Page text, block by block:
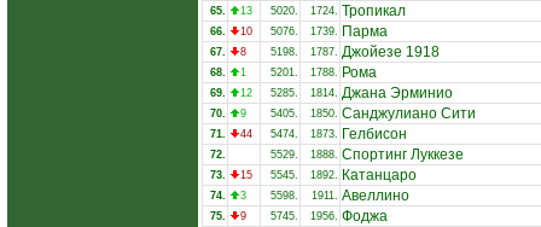
65. 13 5020. 1724. Тропикал
66. 10 5076. 1739. Парма
67. 8 5198. 1787. Джойезе 1918
68. 1 5201. 1788. Рома
69. 12 5285. 1814. Джана Эрминио
70. 9 5405. 1850. Санджулиано Сити
71. 44 5474. 1873. Гелбисон
72. 5529. 1888. Спортинг Луккезе
73. 15 5545. 1892. Катанцаро
74. 3 5598. 1911. Авеллино
75. 9 5745. 1956. Фоджа